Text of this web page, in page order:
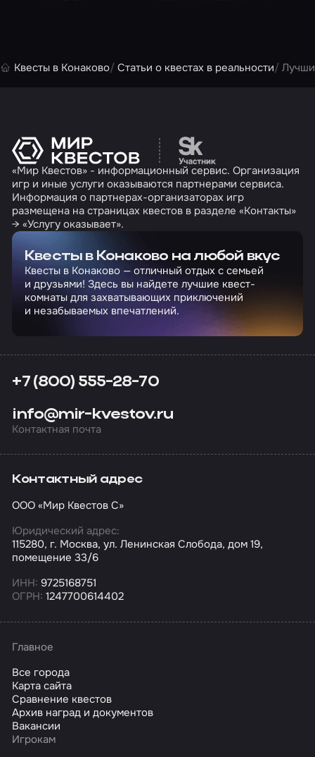
Квесты в Конаково Статьи о квестах в реальности
Перейти на сайт
«Мир Квестов» - информационный сервис. Организация
игр и иные услуги оказываются партнерами сервиса.
Информация о партнерах-организаторах игр
размещена на страницах квестов в разделе «Контакты»
→ «Услугу оказывает».
Квесты в Конаково на любой вкус
Квесты в Конаково — отличный отдых с семьей
и друзьями! Здесь вы найдете лучшие квест-
комнаты для захватывающих приключений
и незабываемых впечатлений.
+7 (800) 555-28-70
info@mir-kvestov.ru
Контактная почта
Контактный адрес
ООО «Мир Квестов С»
Юридический адрес:
115280, г. Москва, ул. Ленинская Слобода, дом 19,
помещение 33/6
ИНН: 9725168751
ОГРН: 1247700614402
Главное
Все города
Карта сайта
Сравнение квестов
Архив наград и документов
Вакансии
Игрокам